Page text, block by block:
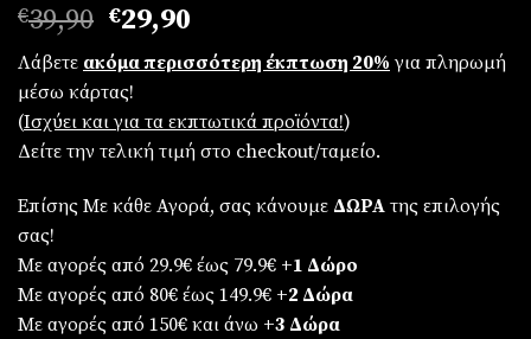
€39,90 Original
price
was:
€39,90.
€29,90
τρέχουσα
τιμή
είναι:
€29,90.
Λάβετε ακόμα περισσότερη έκπτωση 20% για πληρωμή
μέσω κάρτας!
(Iσχύει και για τα εκπτωτικά προϊόντα!)
Δείτε την τελική τιμή στο checkout/ταμείο.
Επίσης Με κάθε Αγορά, σας κάνουμε ΔΩΡΑ της επιλογής
σας!
Με αγορές από 29.9€ έως 79.9€ +1 Δώρο
Με αγορές από 80€ έως 149.9€ +2 Δώρα
Με αγορές από 150€ και άνω +3 Δώρα